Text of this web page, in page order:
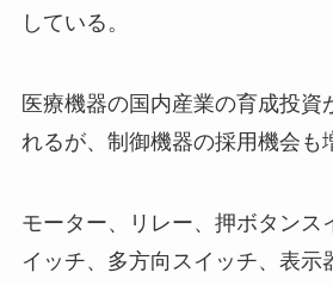
している。
医療機器の国内産業の育成投資
れるが、制御機器の採用機会も
モーター、リレー、押ボタンス
イッチ、多方向スイッチ、表示